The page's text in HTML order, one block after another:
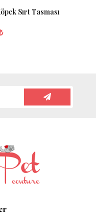
Sırt Tasması